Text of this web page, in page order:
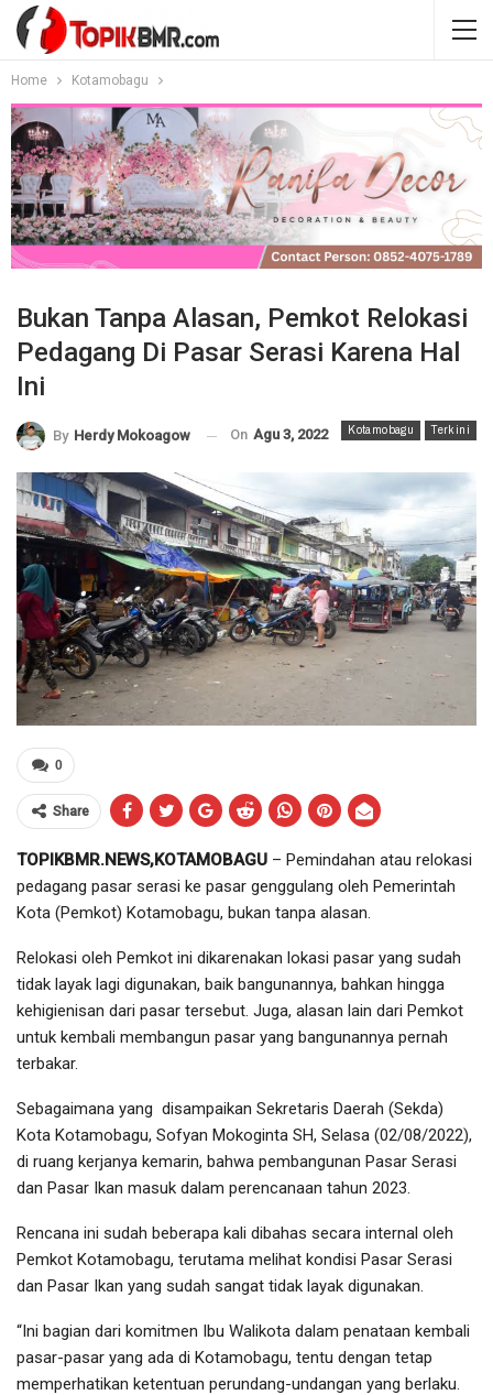
Home Kotamobagu
Bukan Tanpa Alasan, Pemkot Relokasi
Pedagang Di Pasar Serasi Karena Hal
Ini
Kotamobagu Terkini
By Herdy Mokoagow On Agu 3, 2022
0
Share
TOPIKBMR.NEWS,KOTAMOBAGU – Pemindahan atau relokasi
pedagang pasar serasi ke pasar genggulang oleh Pemerintah
Kota (Pemkot) Kotamobagu, bukan tanpa alasan.
Relokasi oleh Pemkot ini dikarenakan lokasi pasar yang sudah
tidak layak lagi digunakan, baik bangunannya, bahkan hingga
kehigienisan dari pasar tersebut. Juga, alasan lain dari Pemkot
untuk kembali membangun pasar yang bangunannya pernah
terbakar.
Sebagaimana yang disampaikan Sekretaris Daerah (Sekda)
Kota Kotamobagu, Sofyan Mokoginta SH, Selasa (02/08/2022),
di ruang kerjanya kemarin, bahwa pembangunan Pasar Serasi
dan Pasar Ikan masuk dalam perencanaan tahun 2023.
Rencana ini sudah beberapa kali dibahas secara internal oleh
Pemkot Kotamobagu, terutama melihat kondisi Pasar Serasi
dan Pasar Ikan yang sudah sangat tidak layak digunakan.
“Ini bagian dari komitmen Ibu Walikota dalam penataan kembali
pasar-pasar yang ada di Kotamobagu, tentu dengan tetap
memperhatikan ketentuan perundang-undangan yang berlaku.